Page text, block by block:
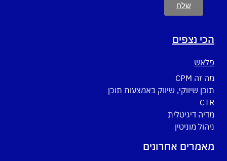
שלח
הכי נצפים
פלאש
מה זה CPM
תוכן שיווקי, שיווק באמצעות תוכן
CTR
מדיה דיגיטלית
ניהול מוניטין
מאמרים אחרונים